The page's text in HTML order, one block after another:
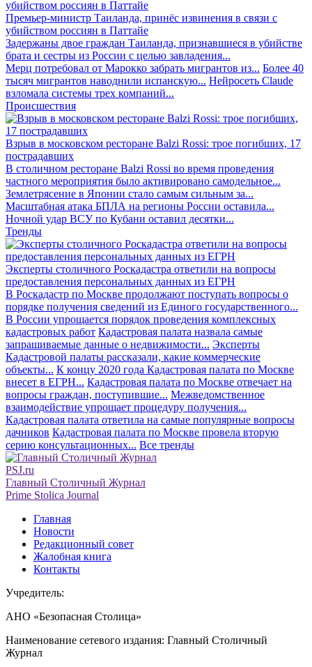
Премьер-министр Таиланда, принёс извинения в связи с
убийством россиян в Паттайе
Задержаны двое граждан Таиланда, признавшиеся в убийстве
брата и сестры из России с целью завладения...
Мерц потребовал от Марокко забрать мигрантов из... Более 40
тысяч мигрантов наводнили испанскую... Нейросеть Claude
взломала системы трех компаний...
Происшествия
Взрыв в московском ресторане Balzi Rossi: трое погибших, 17
пострадавших
В столичном ресторане Balzi Rossi во время проведения
частного мероприятия было активировано самодельное...
Землетрясение в Японии стало самым сильным за...
Масштабная атака БПЛА на регионы России оставила...
Ночной удар ВСУ по Кубани оставил десятки...
Тренды
Эксперты столичного Роскадастра ответили на вопросы
предоставления персональных данных из ЕГРН
В Роскадастр по Москве продолжают поступать вопросы о
порядке получения сведений из Единого государственного...
В России упрощается порядок проведения комплексных
кадастровых работ Кадастровая палата назвала самые
запрашиваемые данные о недвижимости... Эксперты
Кадастровой палаты рассказали, какие коммерческие
объекты... К концу 2020 года Кадастровая палата по Москве
внесет в ЕГРН... Кадастровая палата по Москве отвечает на
вопросы граждан, поступившие... Межведомственное
взаимодействие упрощает процедуру получения...
Кадастровая палата ответила на самые популярные вопросы
дачников Кадастровая палата по Москве провела вторую
серию консультационных... Все тренды
PSJ.ru
Главный Столичный Журнал
Prime Stolica Journal
Главная
Новости
Редакционный совет
Жалобная книга
Контакты
Учредитель:
АНО «Безопасная Столица»
Наименование сетевого издания: Главный Столичный
Журнал